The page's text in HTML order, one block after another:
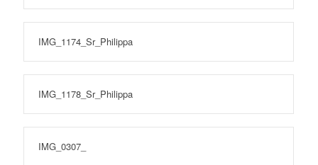
IMG_1174_Sr_Philippa
IMG_1178_Sr_Philippa
IMG_0307_